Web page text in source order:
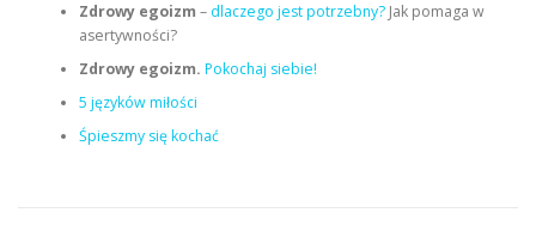
Zdrowy egoizm – dlaczego jest potrzebny?Jak pomaga w
asertywności?
Zdrowy egoizm. Pokochaj siebie!
5 języków miłości
Śpieszmy się kochać